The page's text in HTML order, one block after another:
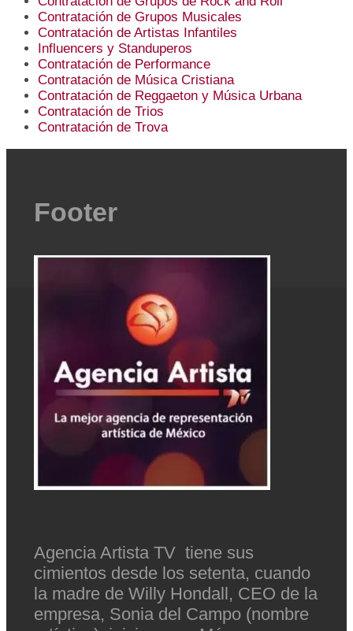
Contratación de Grupos Musicales
Contratación de Artistas Infantiles
Influencers y Standuperos
Contratación de Performance
Contratación de Música Cristiana
Contratación de Reggaeton y Música Urbana
Contratación de Trios
Contratación de Trova
Footer
Agencia Artista TV tiene sus
cimientos desde los setenta, cuando
la madre de Willy Hondall, CEO de la
empresa, Sonia del Campo (nombre